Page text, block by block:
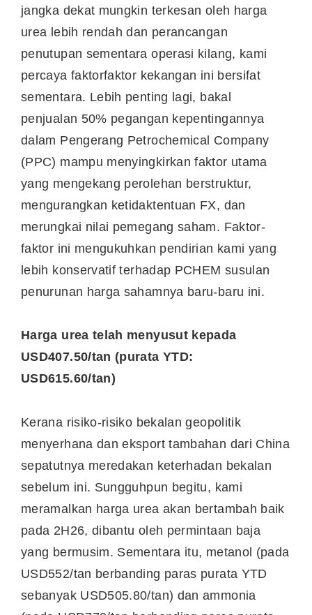
jangka dekat mungkin terkesan oleh harga
urea lebih rendah dan perancangan
penutupan sementara operasi kilang, kami
percaya faktorfaktor kekangan ini bersifat
sementara. Lebih penting lagi, bakal
penjualan 50% pegangan kepentingannya
dalam Pengerang Petrochemical Company
(PPC) mampu menyingkirkan faktor utama
yang mengekang perolehan berstruktur,
mengurangkan ketidaktentuan FX, dan
merungkai nilai pemegang saham. Faktor-
faktor ini mengukuhkan pendirian kami yang
lebih konservatif terhadap PCHEM susulan
penurunan harga sahamnya baru-baru ini.
Harga urea telah menyusut kepada
USD407.50/tan (purata YTD:
USD615.60/tan)
Kerana risiko-risiko bekalan geopolitik
menyerhana dan eksport tambahan dari China
sepatutnya meredakan keterhadan bekalan
sebelum ini. Sungguhpun begitu, kami
meramalkan harga urea akan bertambah baik
pada 2H26, dibantu oleh permintaan baja
yang bermusim. Sementara itu, metanol (pada
USD552/tan berbanding paras purata YTD
sebanyak USD505.80/tan) dan ammonia